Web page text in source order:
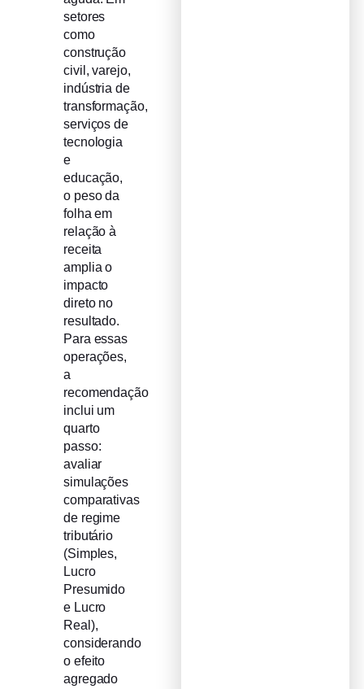
setores
como
construção
civil, varejo,
indústria de
transformação,
serviços de
tecnologia
e
educação,
o peso da
folha em
relação à
receita
amplia o
impacto
direto no
resultado.
Para essas
operações,
a
recomendação
inclui um
quarto
passo:
avaliar
simulações
comparativas
de regime
tributário
(Simples,
Lucro
Presumido
e Lucro
Real),
considerando
o efeito
agregado